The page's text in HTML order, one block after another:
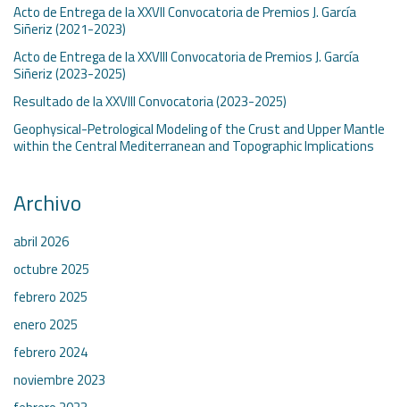
Acto de Entrega de la XXVII Convocatoria de Premios J. García
Siñeriz (2021-2023)
Acto de Entrega de la XXVIII Convocatoria de Premios J. García
Siñeriz (2023-2025)
Resultado de la XXVIII Convocatoria (2023-2025)
Geophysical-Petrological Modeling of the Crust and Upper Mantle
within the Central Mediterranean and Topographic Implications
Archivo
abril 2026
octubre 2025
febrero 2025
enero 2025
febrero 2024
noviembre 2023